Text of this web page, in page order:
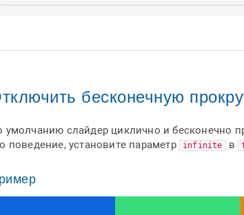
бесконечную
умолчанию слайдер циклично и бесконечно
поведение, установите параметр
infinite в